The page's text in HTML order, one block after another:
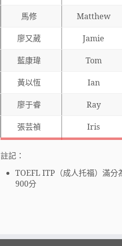
馬修 Matthew
廖又葳 Jamie
藍康瑋 Tom
黃以恆 Ian
廖于睿 Ray
張芸禎 Iris
註記：
TOEFL ITP（成人托福）滿
900分